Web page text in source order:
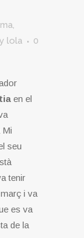
,
lola
0
en el
Mi
seu
tenir
i va
es va
de la